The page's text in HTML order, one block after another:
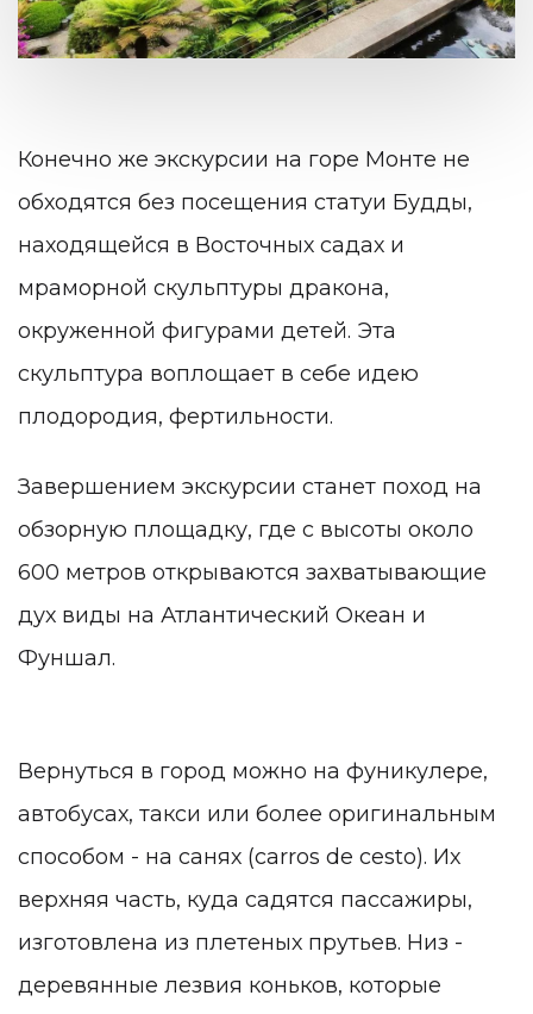
Конечно же экскурсии на горе Монте не
обходятся без посещения статуи Будды,
находящейся в Восточных садах и
мраморной скульптуры дракона,
окруженной фигурами детей. Эта
скульптура воплощает в себе идею
плодородия, фертильности.
Завершением экскурсии станет поход на
обзорную площадку, где с высоты около
600 метров открываются захватывающие
дух виды на Атлантический Океан и
Фуншал.
Вернуться в город можно на фуникулере,
автобусах, такси или более оригинальным
способом - на санях (carros de cesto). Их
верхняя часть, куда садятся пассажиры,
изготовлена из плетеных прутьев. Низ -
деревянные лезвия коньков, которые